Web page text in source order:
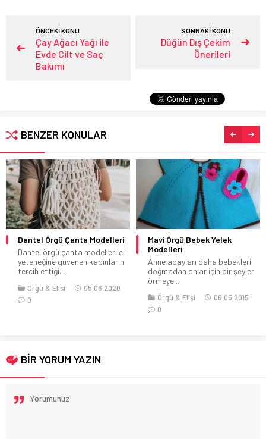
ÖNCEKİ KONU
Çay Ağacı Yağı ile
Evde Cilt ve Saç
Bakımı
SONRAKİ KONU
Düğün Dış Çekim
Önerileri
BENZER KONULAR
Dantel Örgü Çanta Modelleri
Dantel örgü çanta modelleri el
yeteneğine güvenen kadınların
tercih ettiği...
Örgü & Elişi
05.06.2020
0
Mavi Örgü Bebek Yelek
Modelleri
Anne adayları daha bebekleri
doğmadan onlar için bir şeyler
örmeye...
Örgü & Elişi
06.05.2015
0
BİR YORUM YAZIN